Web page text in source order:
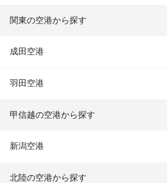
関東の空港から探す
成田空港
羽田空港
甲信越の空港から探す
新潟空港
北陸の空港から探す